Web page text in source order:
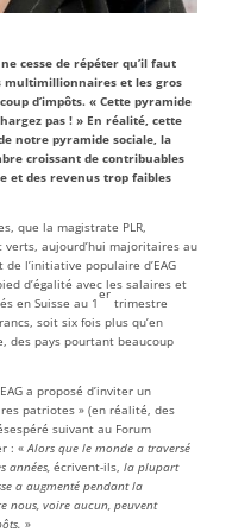
cesse de répéter qu’il faut
multimillionnaires et les gros
d’impôts. « Cette pyramide
pas ! » En réalité, cette
notre pyramide sociale, la
croissant de contribuables
et des revenus trop faibles
que la magistrate PLR,
aujourd’hui majoritaires au
l’initiative populaire d’EAG
d’égalité avec les salaires et
en Suisse au 1
er
trimestre
soit six fois plus qu’en
des pays pourtant beaucoup
a proposé d’inviter un
patriotes » (en réalité, des
suivant au Forum
: «Alors que le monde a traversé
années, écrivent-ils, la plupart
a augmenté pendant la
nous, voire aucun, peuvent
»